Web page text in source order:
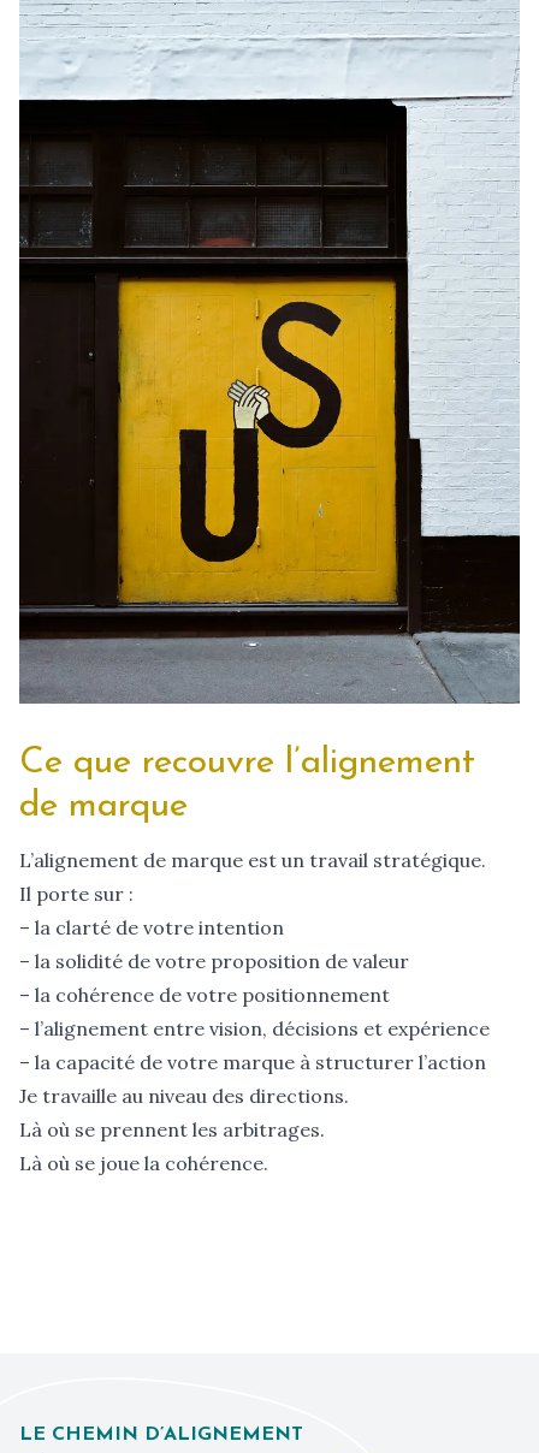
Ce que recouvre l’alignement
de marque
L’alignement de marque est un travail stratégique.
Il porte sur :
– la clarté de votre intention
– la solidité de votre proposition de valeur
– la cohérence de votre positionnement
– l’alignement entre vision, décisions et expérience
– la capacité de votre marque à structurer l’action
Je travaille au niveau des directions.
Là où se prennent les arbitrages.
Là où se joue la cohérence.
LE CHEMIN D’ALIGNEMENT